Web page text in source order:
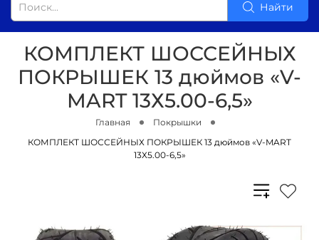
Найти
КОМПЛЕКТ ШОССЕЙНЫХ
ПОКРЫШЕК 13 дюймов «V-
MART 13Х5.00-6,5»
Главная
Покрышки
КОМПЛЕКТ ШОССЕЙНЫХ ПОКРЫШЕК 13 дюймов «V-MART
13Х5.00-6,5»